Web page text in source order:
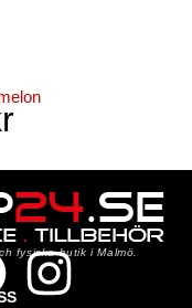
fysiska butik i Malmö.